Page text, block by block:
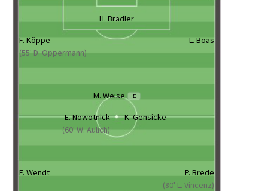
H. Bradler
F. Köppe
(55' D. Oppermann)
L. Boas
M. Weise C
E. Nowotnick
(60' W. Aulich)
K. Gensicke
F. Wendt
P. Brede
(80' L. Vincenz)